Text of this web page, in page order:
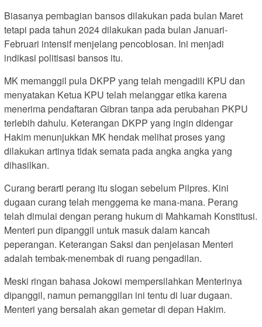
Biasanya pembagian bansos dilakukan pada bulan Maret
tetapi pada tahun 2024 dilakukan pada bulan Januari-
Februari intensif menjelang pencoblosan. Ini menjadi
indikasi politisasi bansos itu.
MK memanggil pula DKPP yang telah mengadili KPU dan
menyatakan Ketua KPU telah melanggar etika karena
menerima pendaftaran Gibran tanpa ada perubahan PKPU
terlebih dahulu. Keterangan DKPP yang ingin didengar
Hakim menunjukkan MK hendak melihat proses yang
dilakukan artinya tidak semata pada angka angka yang
dihasilkan.
Curang berarti perang itu slogan sebelum Pilpres. Kini
dugaan curang telah menggema ke mana-mana. Perang
telah dimulai dengan perang hukum di Mahkamah Konstitusi.
Menteri pun dipanggil untuk masuk dalam kancah
peperangan. Keterangan Saksi dan penjelasan Menteri
adalah tembak-menembak di ruang pengadilan.
Meski ringan bahasa Jokowi mempersilahkan Menterinya
dipanggil, namun pemanggilan ini tentu di luar dugaan.
Menteri yang bersalah akan gemetar di depan Hakim.